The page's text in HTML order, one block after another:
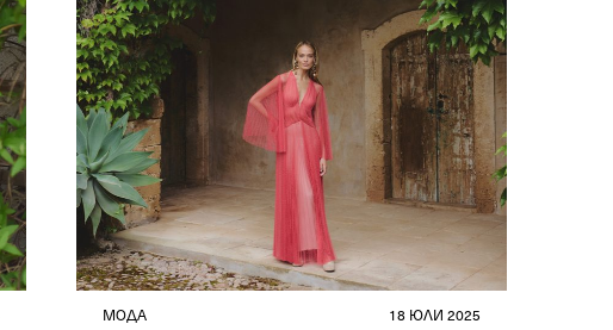
МОДА 18 ЮЛИ 2025